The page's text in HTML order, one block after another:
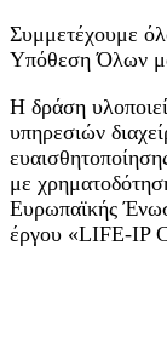
Συμμετέχουμε
Υπόθεση Όλων
Η δράση
υπηρεσιών
με
Ευρωπαϊκής
έργου «LIFE-IP